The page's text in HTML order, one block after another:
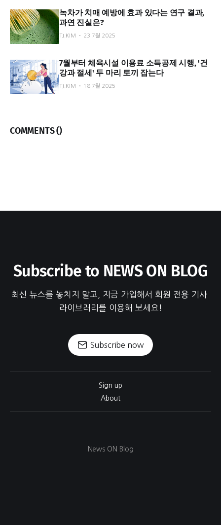
녹차가 치매 예방에 효과 있다는 연구 결과,
과연 진실은?
TJ.KIM 23 7월 2025
7월부터 체육시설 이용료 소득공제 시행, '건
강과 절세' 두 마리 토끼 잡는다
TJ.KIM 18 7월 2025
COMMENTS ()
Subscribe to NEWS ON BLOG
최신 뉴스를 놓치지 말고, 지금 가입해서 회원 전용 기사
라이브러리를 이용해 보세요!
Subscribe now
Sign up
About
News ON Blog